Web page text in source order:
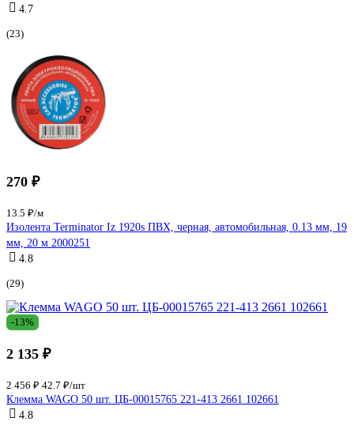
4.7
(23)
270 ₽
13.5 ₽/м
Изолента Terminator Iz 1920s ПВХ, черная, автомобильная, 0.13 мм, 19
мм, 20 м 2000251
4.8
(29)
-13%
2 135 ₽
2 456 ₽ 42.7 ₽/шт
Клемма WAGO 50 шт. ЦБ-00015765 221-413 2661 102661
4.8